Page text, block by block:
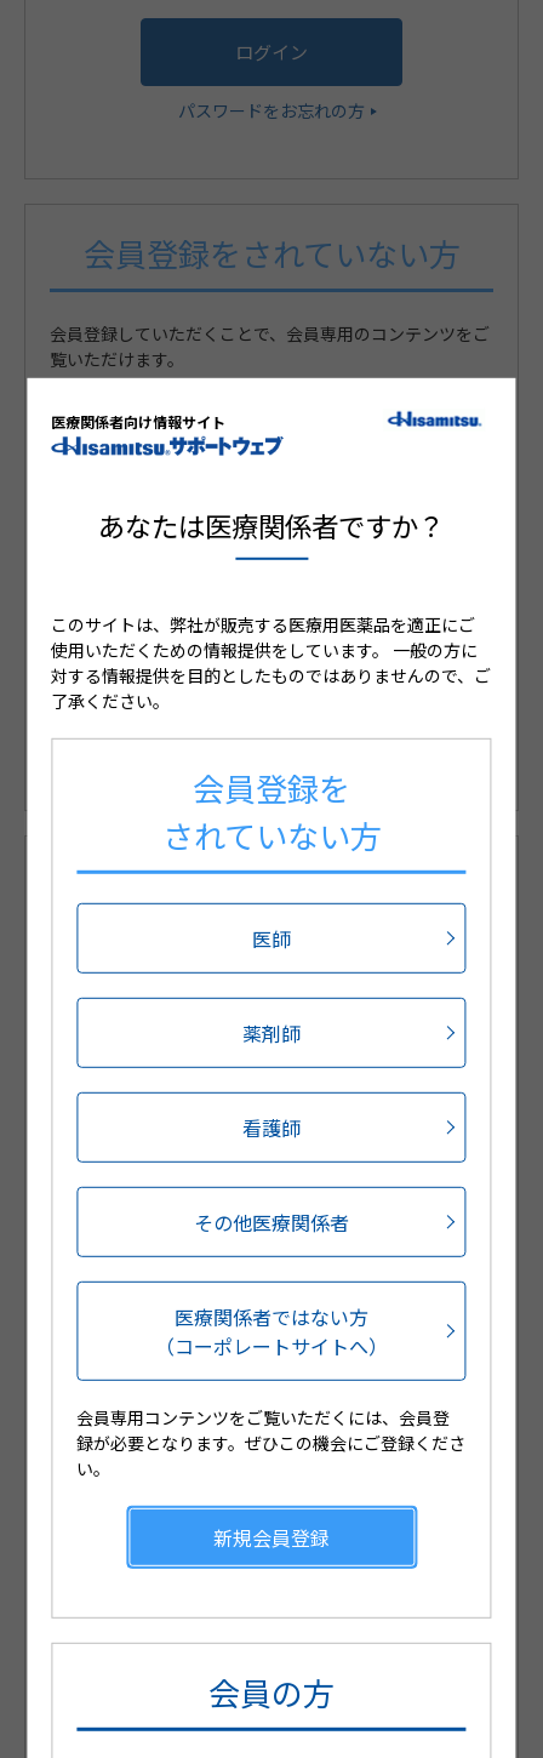
パスワードをお忘れの方
会員登録をされていない方
会員登録していただくことで、会員専用のコンテンツをご
覧いただけます。
まだ会員登録がお済みでない方
会員限定コンテンツのご案内
※medパスIDをお持ちの方はこちらからログインくださ
※medパスを利用して、登録手続を省略可能です。
会員限定コンテンツのご紹介
新規会員登録
会員登録をされていない医療関係者の方は、新規会員
Web講演会や製品説明会のLive配信
が視聴可能です
医療関係者向け情報サイト
あなたは医療関係者ですか？
このサイトは、弊社が販売する医療用医薬品を適正にご
使用いただくための情報提供をしています。 一般の方に
対する情報提供を目的としたものではありませんので、ご
了承ください。
会員登録を
されていない方
医師
薬剤師
看護師
その他医療関係者
医療関係者ではない方
（コーポレートサイトへ）
会員専用コンテンツをご覧いただくには、会員登
録が必要となります。ぜひこの機会にご登録くださ
い。
新規会員登録
会員の方